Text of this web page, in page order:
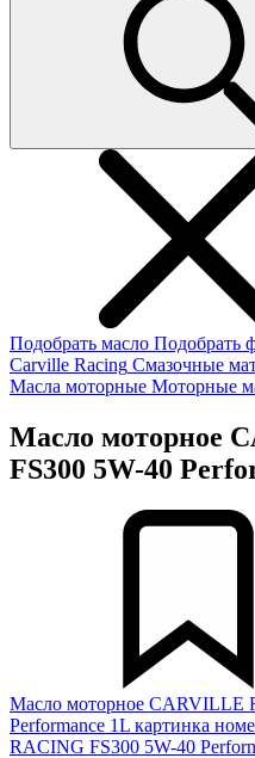
Подобрать масло Подобрать
Carville Racing Смазочные
Масла моторные Моторные
Масло моторное
FS300 5W-40
Масло моторное CARVILLE
Performance 1L картинка
RACING FS300 5W-40